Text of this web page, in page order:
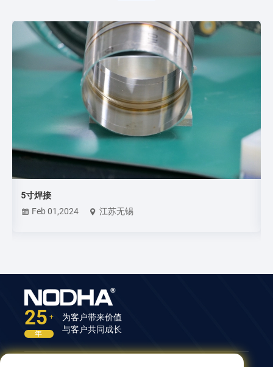
5寸焊接
Feb 01,2024
江苏无锡
25 +
年
为客户带来价值
与客户共同成长